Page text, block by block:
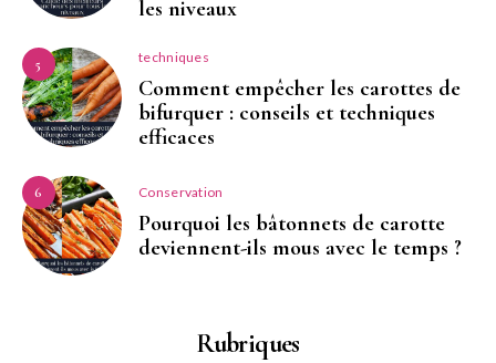
les niveaux
5 techniques
Comment empêcher les carottes de
bifurquer : conseils et techniques
efficaces
6 Conservation
Pourquoi les bâtonnets de carotte
deviennent-ils mous avec le temps ?
Rubriques